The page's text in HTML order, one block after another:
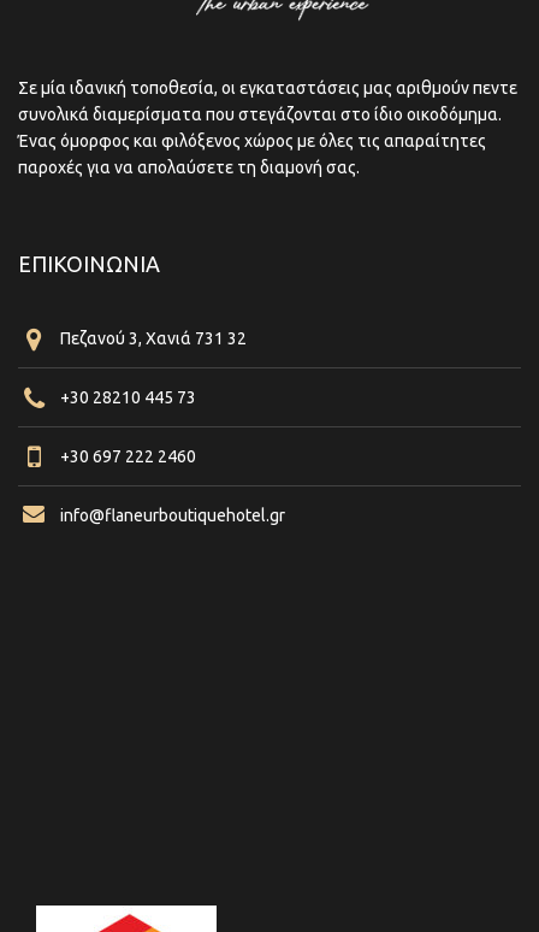
Σε μία ιδανική τοποθεσία, οι εγκαταστάσεις μας αριθμούν πεντε
συνολικά διαμερίσματα που στεγάζονται στο ίδιο οικοδόμημα.
Ένας όμορφος και φιλόξενος χώρος με όλες τις απαραίτητες
παροχές για να απολαύσετε τη διαμονή σας.
ΕΠΙΚΟΙΝΩΝΊΑ
Πεζανού 3, Χανιά 731 32
+30 28210 445 73
+30 697 222 2460
info@flaneurboutiquehotel.gr